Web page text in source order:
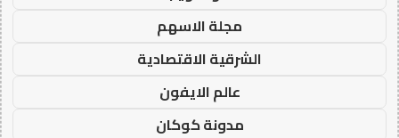
مجلة الاسهم
الشرقية الاقتصادية
عالم الايفون
مدونة كوكان